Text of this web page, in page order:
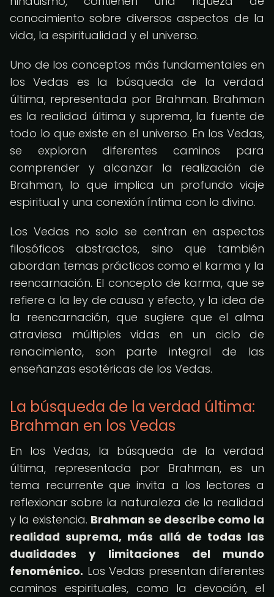
conocimiento sobre diversos aspectos de la
vida, la espiritualidad y el universo.
Uno de los conceptos más fundamentales en
los Vedas es la búsqueda de la verdad
última, representada por Brahman. Brahman
es la realidad última y suprema, la fuente de
todo lo que existe en el universo. En los Vedas,
se exploran diferentes caminos para
comprender y alcanzar la realización de
Brahman, lo que implica un profundo viaje
espiritual y una conexión íntima con lo divino.
Los Vedas no solo se centran en aspectos
filosóficos abstractos, sino que también
abordan temas prácticos como el karma y la
reencarnación. El concepto de karma, que se
refiere a la ley de causa y efecto, y la idea de
la reencarnación, que sugiere que el alma
atraviesa múltiples vidas en un ciclo de
renacimiento, son parte integral de las
enseñanzas esotéricas de los Vedas.
La búsqueda de la verdad última:
Brahman en los Vedas
En los Vedas, la búsqueda de la verdad
última, representada por Brahman, es un
tema recurrente que invita a los lectores a
reflexionar sobre la naturaleza de la realidad
y la existencia. Brahman se describe como la
realidad suprema, más allá de todas las
dualidades y limitaciones del mundo
fenoménico. Los Vedas presentan diferentes
caminos espirituales, como la devoción, el